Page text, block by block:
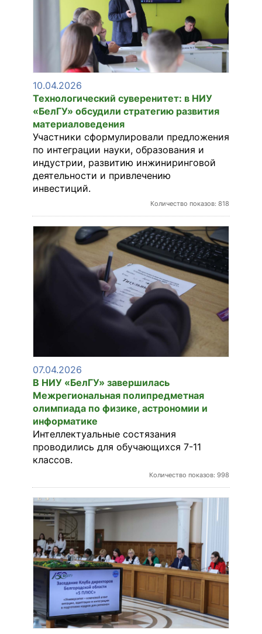
10.04.2026
Технологический суверенитет: в НИУ
«БелГУ» обсудили стратегию развития
материаловедения
Участники сформулировали предложения
по интеграции науки, образования и
индустрии, развитию инжиниринговой
деятельности и привлечению
инвестиций.
Количество показов: 818
07.04.2026
В НИУ «БелГУ» завершилась
Межрегиональная полипредметная
олимпиада по физике, астрономии и
информатике
Интеллектуальные состязания
проводились для обучающихся 7-11
классов.
Количество показов: 998